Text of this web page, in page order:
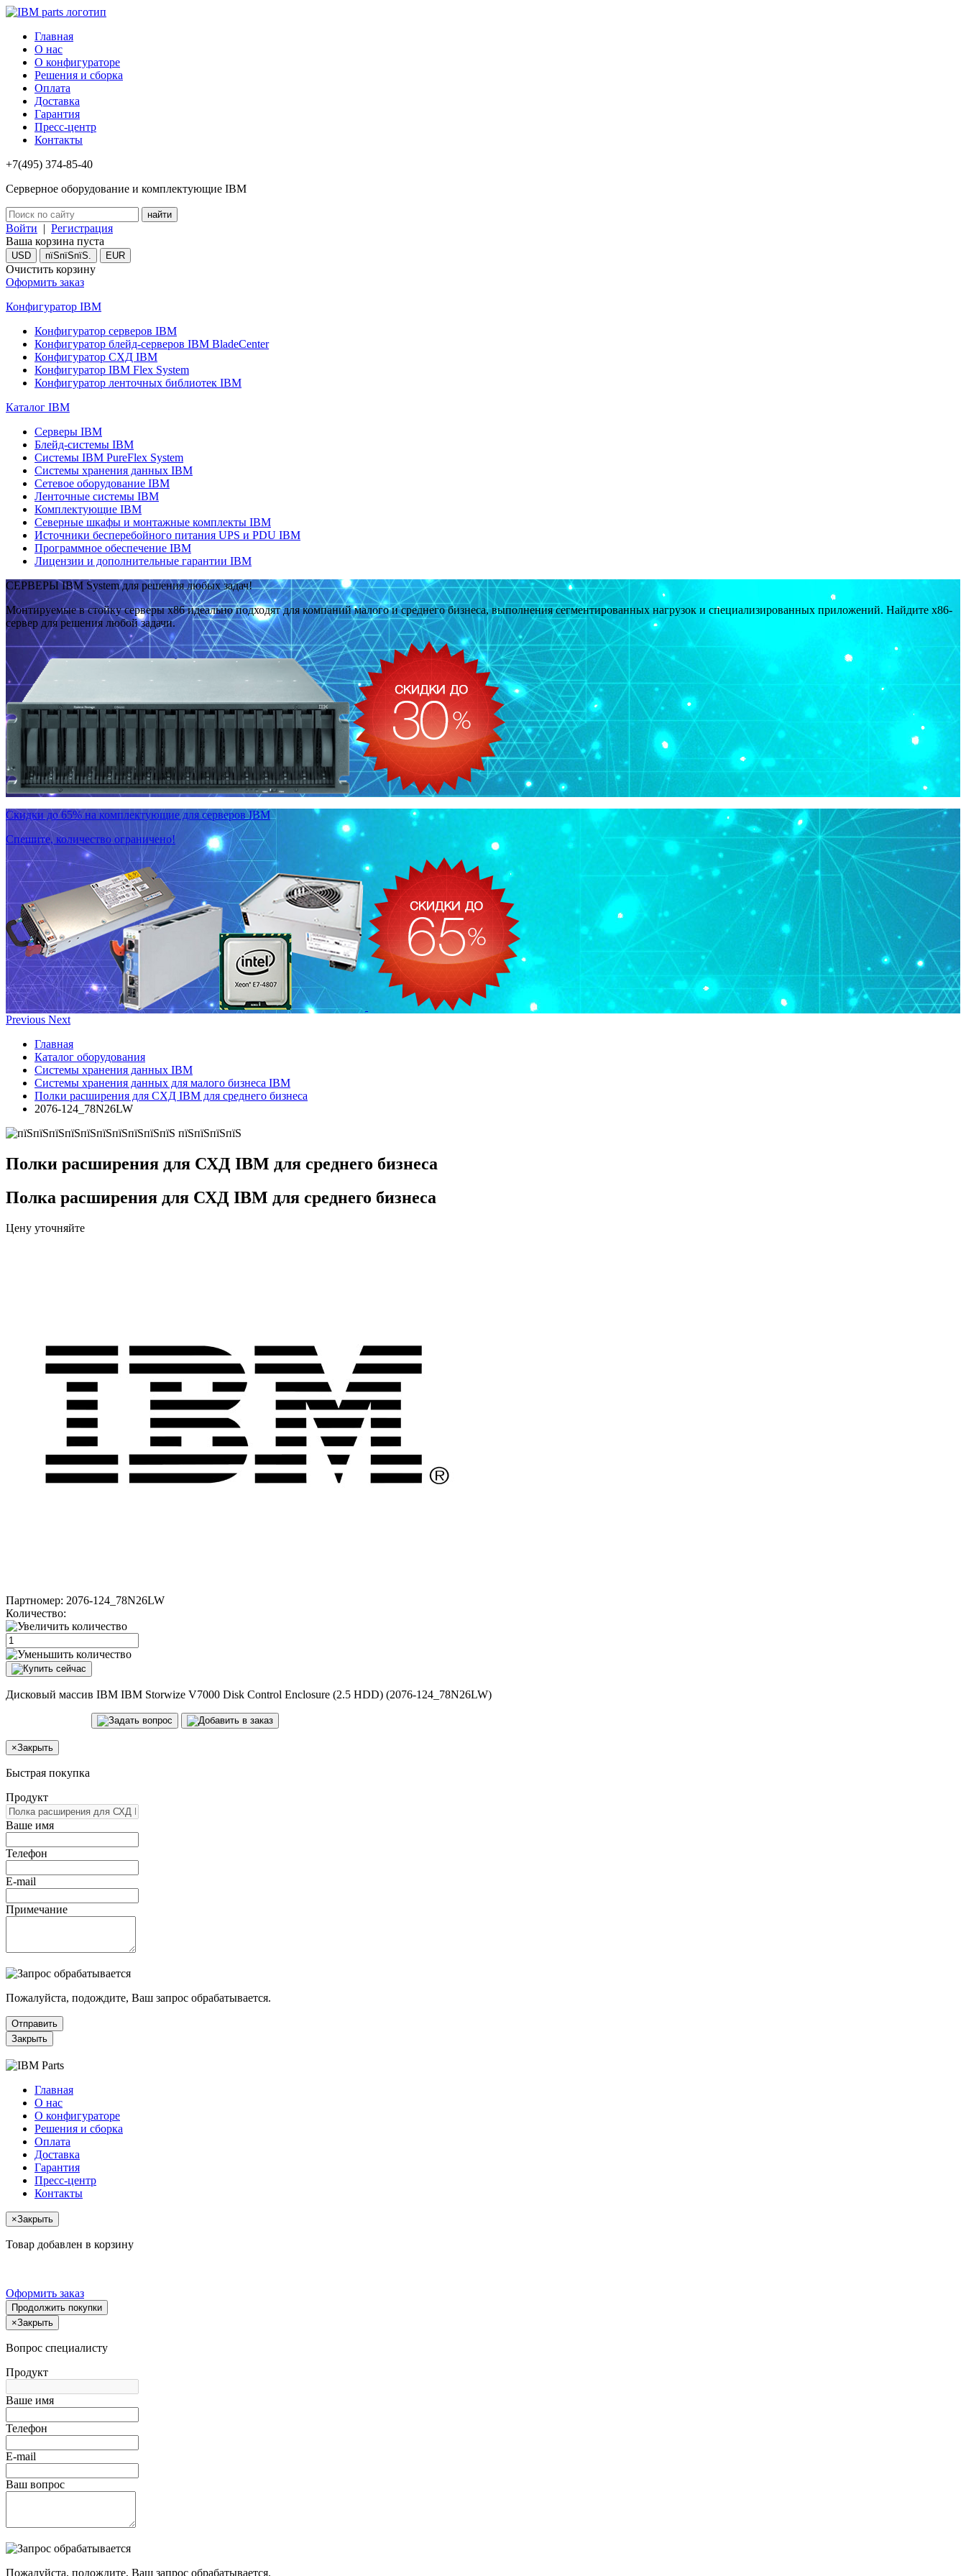
Главная
О нас
О конфигураторе
Решения и сборка
Оплата
Доставка
Гарантия
Пресс-центр
Контакты
+7(495) 374-85-40
Серверное оборудование и комплектующие IBM
Войти | Регистрация
Ваша корзина пуста
USD пїЅпїЅпїЅ. EUR
Очистить корзину
Оформить заказ
Конфигуратор IBM
Конфигуратор серверов IBM
Конфигуратор блейд-серверов IBM BladeCenter
Конфигуратор СХД IBM
Конфигуратор IBM Flex System
Конфигуратор ленточных библиотек IBM
Каталог IBM
Серверы IBM
Блейд-системы IBM
Системы IBM PureFlex System
Системы хранения данных IBM
Сетевое оборудование IBM
Ленточные системы IBM
Комплектующие IBM
Северные шкафы и монтажные комплекты IBM
Источники бесперебойного питания UPS и PDU IBM
Программное обеспечение IBM
Лицензии и дополнительные гарантии IBM
СЕРВЕРЫ IBM System для решения любых задач!
Монтируемые в стойку серверы x86 идеально подходят для компаний малого и среднего бизнеса, выполнения сегментированных нагрузок и специализированных приложений. Найдите x86-
сервер для решения любой задачи.
Скидки до 65% на комплектующие для серверов IBM
Спешите, количество ограничено!
Previous Next
Главная
Каталог оборудования
Системы хранения данных IBM
Системы хранения данных для малого бизнеса IBM
Полки расширения для СХД IBM для среднего бизнеса
2076-124_78N26LW
Полки расширения для СХД IBM для среднего бизнеса
Полка расширения для СХД IBM для среднего бизнеса
Цену уточняйте
Партномер: 2076-124_78N26LW
Количество:
Дисковый массив IBM IBM Storwize V7000 Disk Control Enclosure (2.5 HDD) (2076-124_78N26LW)
×Закрыть
Быстрая покупка
Продукт
Ваше имя
Телефон
E-mail
Примечание
Пожалуйста, подождите, Ваш запрос обрабатывается.
Отправить
Закрыть
Главная
О нас
О конфигураторе
Решения и сборка
Оплата
Доставка
Гарантия
Пресс-центр
Контакты
×Закрыть
Товар добавлен в корзину
Оформить заказ
Продолжить покупки
×Закрыть
Вопрос специалисту
Продукт
Ваше имя
Телефон
E-mail
Ваш вопрос
Пожалуйста, подождите, Ваш запрос обрабатывается.